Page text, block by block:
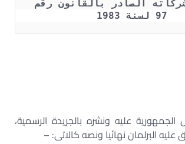
97 لسنة 1983
عليه ونشره بالجريدة الرسمية،
البرلمان نهائيا ونصه كالاتى: –